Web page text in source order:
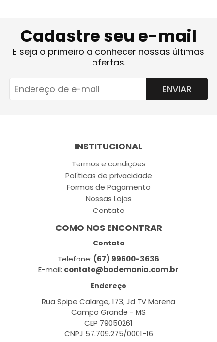
Cadastre seu e-mail
E seja o primeiro a conhecer nossas últimas
ofertas.
ENVIAR
INSTITUCIONAL
Termos e condições
Políticas de privacidade
Formas de Pagamento
Nossas Lojas
Contato
COMO NOS ENCONTRAR
Contato
Telefone: (67) 99600-3636
E-mail: contato@bodemania.com.br
Endereço
Rua Spipe Calarge, 173, Jd TV Morena
Campo Grande - MS
CEP 79050261
CNPJ 57.709.275/0001-16